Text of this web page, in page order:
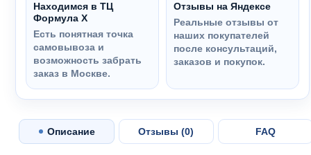
Находимся в ТЦ
Формула Х
Есть понятная точка
самовывоза и
возможность забрать
заказ в Москве.
Отзывы на Яндексе
Реальные отзывы от
наших покупателей
после консультаций,
заказов и покупок.
Описание Отзывы (0) FAQ